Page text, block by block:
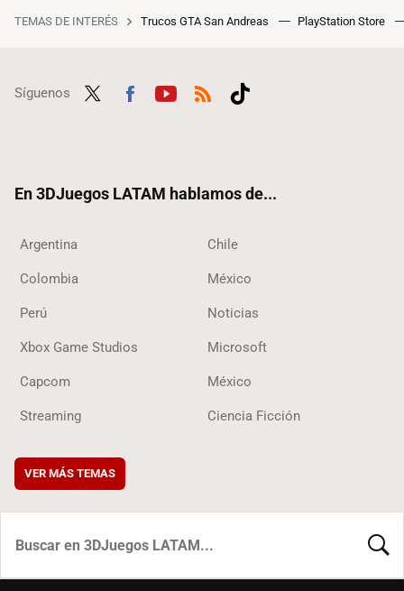
TEMAS DE INTERÉS Trucos GTA San Andreas PlayStation Store
Síguenos
En 3DJuegos LATAM hablamos de...
Argentina Chile
Colombia México
Perú Noticias
Xbox Game Studios Microsoft
Capcom México
Streaming Ciencia Ficción
VER MÁS TEMAS